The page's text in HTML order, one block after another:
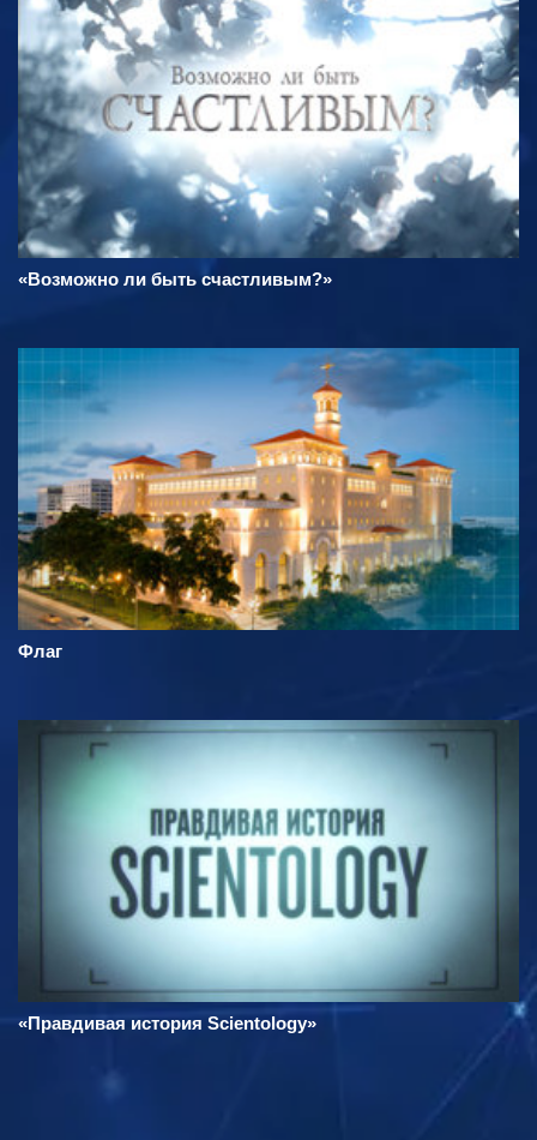
«Возможно ли быть счастливым?»
Флаг
«Правдивая история Scientology»